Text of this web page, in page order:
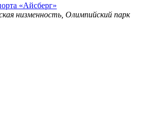
«Айсберг»
низменность, Олимпийский парк